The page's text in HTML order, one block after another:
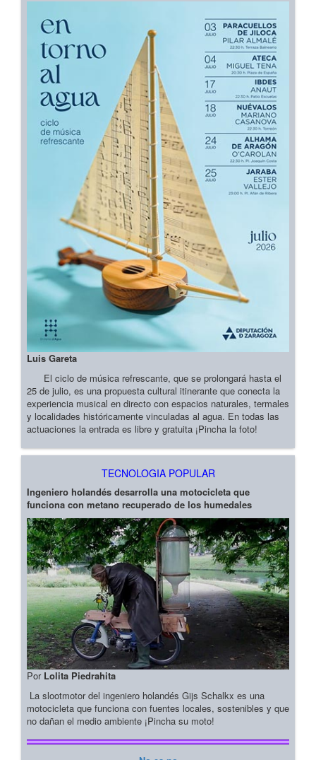
Luis Gareta
El ciclo de música refrescante, que se prolongará hasta el
25 de julio, es una propuesta cultural itinerante que conecta la
experiencia musical en directo con espacios naturales, termales
y localidades históricamente vinculadas al agua. En todas las
actuaciones la entrada es libre y gratuita ¡Pincha la foto!
TECNOLOGIA POPULAR
Ingeniero holandés desarrolla una motocicleta que
funciona con metano recuperado de los humedales
Por Lolita Piedrahita
La slootmotor del ingeniero holandés Gijs Schalkx es una
motocicleta que funciona con fuentes locales, sostenibles y que
no dañan el medio ambiente ¡Pincha su moto!